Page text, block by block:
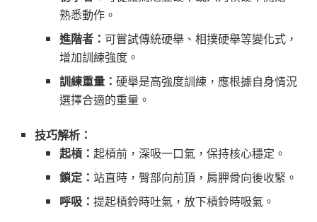
熟悉動作。
進階者： 可嘗試傳統硬舉、相撲硬舉等變化式，
增加訓練強度。
訓練重量： 硬舉是高強度訓練，應根據自身情況
選擇合適的重量。
技巧解析：
起槓： 起槓前，深吸一口氣，保持核心穩定。
鎖定： 站直時，臀部向前頂，肩胛骨向後收緊。
呼吸： 提起槓鈴時吐氣，放下槓鈴時吸氣。